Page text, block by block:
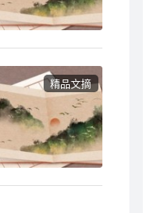
精品文摘